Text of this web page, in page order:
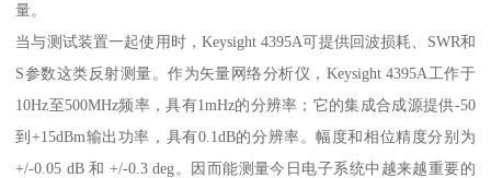
量。
当与测试装置一起使用时，Keysight 4395A可提供回波损耗、SWR和
S参数这类反射测量。作为矢量网络分析仪，Keysight 4395A工作于
10Hz至500MHz频率，具有1mHz的分辨率；它的集成合成源提供-50
到+15dBm输出功率，具有0.1dB的分辨率。幅度和相位精度分别为
+/-0.05 dB 和 +/-0.3 deg。因而能测量今日电子系统中越来越重要的